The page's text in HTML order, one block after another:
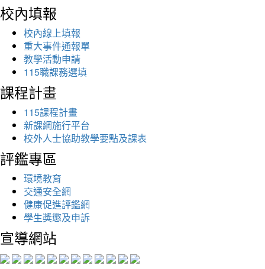
校內填報
校內線上填報
重大事件通報單
教學活動申請
115職課務選填
課程計畫
115課程計畫
新課綱施行平台
校外人士協助教學要點及課表
評鑑專區
環境教育
交通安全網
健康促進評鑑網
學生獎懲及申訴
宣導網站